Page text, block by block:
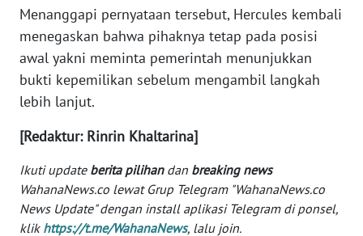
Menanggapi pernyataan tersebut, Hercules kembali
menegaskan bahwa pihaknya tetap pada posisi
awal yakni meminta pemerintah menunjukkan
bukti kepemilikan sebelum mengambil langkah
lebih lanjut.
[Redaktur: Rinrin Khaltarina]
Ikuti update berita pilihandan breaking news
WahanaNews.co lewat Grup Telegram "WahanaNews.co
News Update" dengan install aplikasi Telegram di ponsel,
klik https://t.me/WahanaNews, lalu join.
WN
NTT
WN
KEPRI
PAPUA
WN
PAPUA